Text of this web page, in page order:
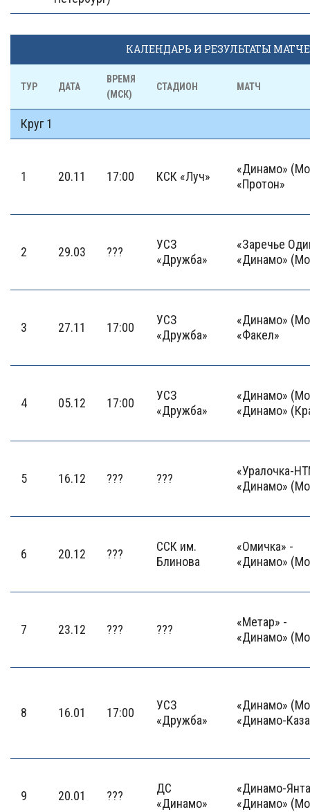
КАЛЕНДАРЬ И РЕЗУЛЬТАТЫ
ТУР ДАТА
ВРЕМЯ
(МСК)
СТАДИОН МАТЧ
Круг 1
1 20.11 17:00 КСК «Луч»
«Динамо»
«Протон»
2 29.03 ???
УСЗ
«Дружба»
«Заречье
«Динамо»
3 27.11 17:00
УСЗ
«Дружба»
«Динамо»
«Факел»
4 05.12 17:00
УСЗ
«Дружба»
«Динамо»
«Динамо»
5 16.12 ??? ???
«Уралочка-
«Динамо»
6 20.12 ???
ССК им.
Блинова
«Омичка» -
«Динамо»
7 23.12 ??? ???
«Метар» -
«Динамо»
8 16.01 17:00
УСЗ
«Дружба»
«Динамо»
«Динамо-
9 20.01 ???
ДС
«Динамо»
«Динамо-
«Динамо»